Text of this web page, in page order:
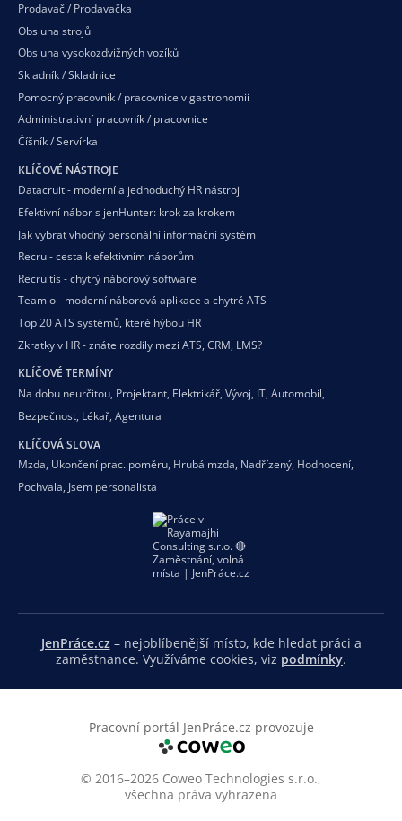
Prodavač / Prodavačka
Obsluha strojů
Obsluha vysokozdvižných vozíků
Skladník / Skladnice
Pomocný pracovník / pracovnice v gastronomii
Administrativní pracovník / pracovnice
Číšník / Servírka
KLÍČOVÉ NÁSTROJE
Datacruit - moderní a jednoduchý HR nástroj
Efektivní nábor s jenHunter: krok za krokem
Jak vybrat vhodný personální informační systém
Recru - cesta k efektivním náborům
Recruitis - chytrý náborový software
Teamio - moderní náborová aplikace a chytré ATS
Top 20 ATS systémů, které hýbou HR
Zkratky v HR - znáte rozdíly mezi ATS, CRM, LMS?
KLÍČOVÉ TERMÍNY
Na dobu neurčitou, Projektant, Elektrikář, Vývoj, IT, Automobil,
Bezpečnost, Lékař, Agentura
KLÍČOVÁ SLOVA
Mzda, Ukončení prac. poměru, Hrubá mzda, Nadřízený, Hodnocení,
Pochvala, Jsem personalista
JenPráce.cz – nejoblíbenější místo, kde hledat práci a
zaměstnance. Využíváme cookies, viz podmínky.
Pracovní portál JenPráce.cz provozuje
© 2016–2026 Coweo Technologies s.r.o.,
všechna práva vyhrazena